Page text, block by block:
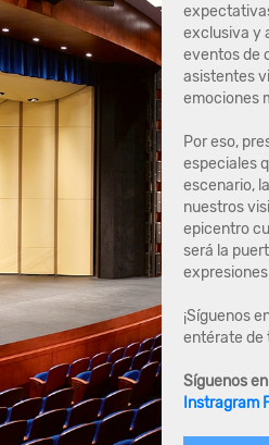
exclusiva y
eventos de
asistentes
emociones
Por eso,
especiales
escenario,
nuestros
epicentro
será la
¡Síguenos
entérate de
Síguenos
Instragram